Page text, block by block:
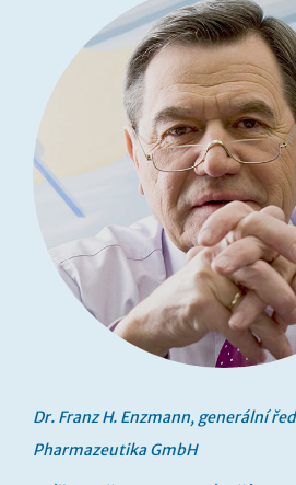
Dr. Franz H. Enzmann, generální
Pharmazeutika GmbH